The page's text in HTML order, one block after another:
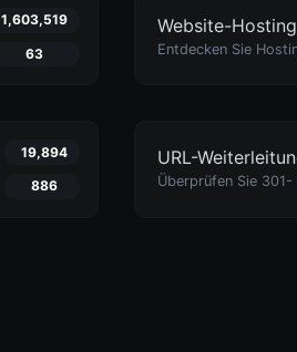
1,603,519
63
Website-
19,894
886
URL-